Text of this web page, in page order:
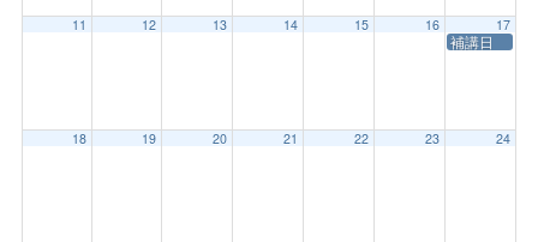
11 12 13 14 15 16 17
補講日
18 19 20 21 22 23 24